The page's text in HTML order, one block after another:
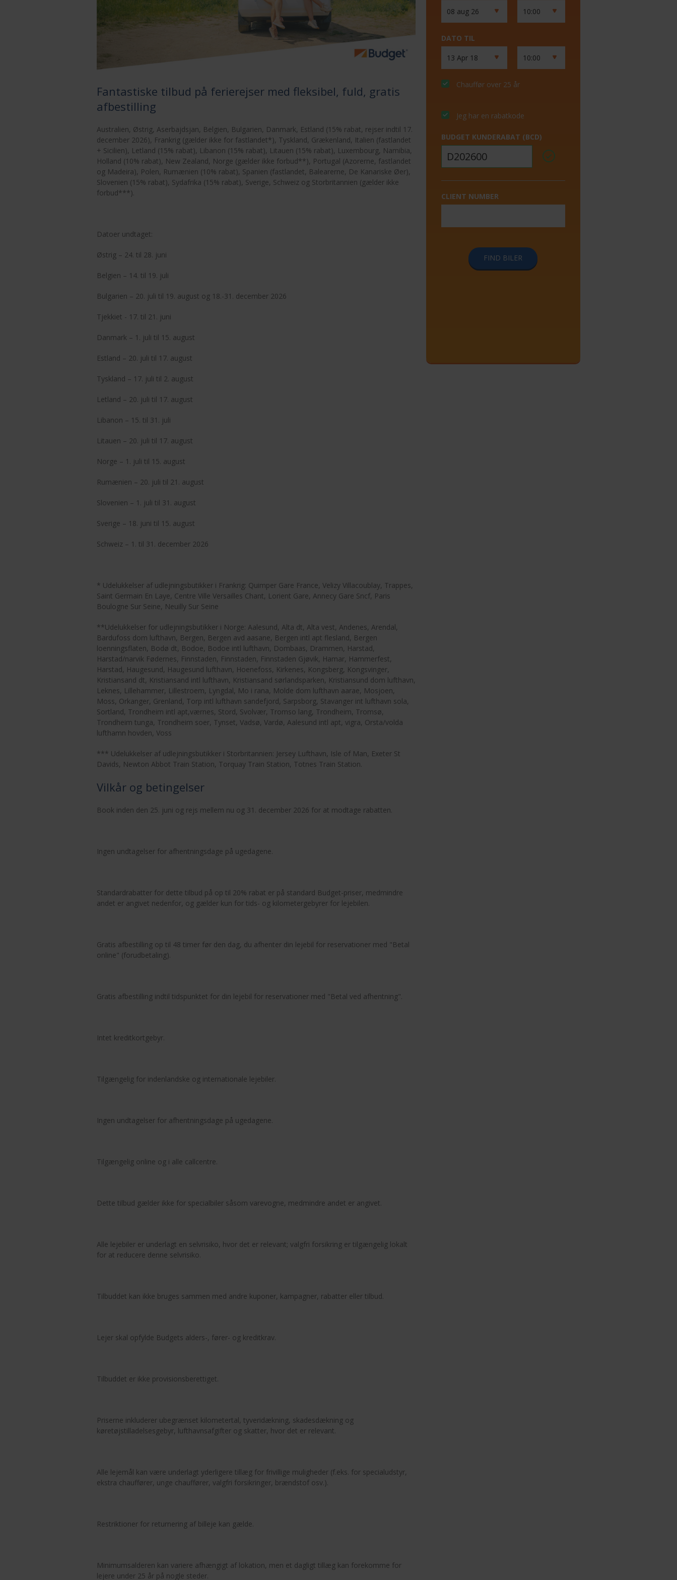
Fantastiske tilbud på ferierejser med fleksibel, fuld, gratis
afbestilling
Australien, Østrig, Aserbajdsjan, Belgien, Bulgarien, Danmark, Estland (15% rabat, rejser indtil 17.
december 2026), Frankrig (gælder ikke for fastlandet*), Tyskland, Grækenland, Italien (fastlandet
+ Sicilien), Letland (15% rabat), Libanon (15% rabat), Litauen (15% rabat), Luxembourg, Namibia,
Holland (10% rabat), New Zealand, Norge (gælder ikke forbud**), Portugal (Azorerne, fastlandet
og Madeira), Polen, Rumænien (10% rabat), Spanien (fastlandet, Balearerne, De Kanariske Øer),
Slovenien (15% rabat), Sydafrika (15% rabat), Sverige, Schweiz og Storbritannien (gælder ikke
forbud***).
Datoer undtaget:
Østrig – 24. til 28. juni
Belgien – 14. til 19. juli
Bulgarien – 20. juli til 19. august og 18.-31. december 2026
Tjekkiet - 17. til 21. juni
Danmark – 1. juli til 15. august
Estland – 20. juli til 17. august
Tyskland – 17. juli til 2. august
Letland – 20. juli til 17. august
Libanon – 15. til 31. juli
Litauen – 20. juli til 17. august
Norge – 1. juli til 15. august
Rumænien – 20. juli til 21. august
Slovenien – 1. juli til 31. august
Sverige – 18. juni til 15. august
Schweiz – 1. til 31. december 2026
* Udelukkelser af udlejningsbutikker i Frankrig: Quimper Gare France, Velizy Villacoublay, Trappes,
Saint Germain En Laye, Centre Ville Versailles Chant, Lorient Gare, Annecy Gare Sncf, Paris
Boulogne Sur Seine, Neuilly Sur Seine
**Udelukkelser for udlejningsbutikker i Norge: Aalesund, Alta dt, Alta vest, Andenes, Arendal,
Bardufoss dom lufthavn, Bergen, Bergen avd aasane, Bergen intl apt flesland, Bergen
loenningsflaten, Bodø dt, Bodoe, Bodoe intl lufthavn, Dombaas, Drammen, Harstad,
Harstad/narvik Fødernes, Finnstaden, Finnstaden, Finnstaden Gjøvik, Hamar, Hammerfest,
Harstad, Haugesund, Haugesund lufthavn, Hoenefoss, Kirkenes, Kongsberg, Kongsvinger,
Kristiansand dt, Kristiansand intl lufthavn, Kristiansand sørlandsparken, Kristiansund dom lufthavn,
Leknes, Lillehammer, Lillestroem, Lyngdal, Mo i rana, Molde dom lufthavn aarae, Mosjoen,
Moss, Orkanger, Grenland, Torp intl lufthavn sandefjord, Sarpsborg, Stavanger int lufthavn sola,
Sortland, Trondheim intl apt,værnes, Stord, Svolvær, Tromso lang, Trondheim, Tromsø,
Trondheim tunga, Trondheim soer, Tynset, Vadsø, Vardø, Aalesund intl apt, vigra, Orsta/volda
lufthamn hovden, Voss
*** Udelukkelser af udlejningsbutikker i Storbritannien: Jersey Lufthavn, Isle of Man, Exeter St
Davids, Newton Abbot Train Station, Torquay Train Station, Totnes Train Station.
Vilkår og betingelser
Book inden den 25. juni og rejs mellem nu og 31. december 2026 for at modtage rabatten.
Ingen undtagelser for afhentningsdage på ugedagene.
Standardrabatter for dette tilbud på op til 20% rabat er på standard Budget-priser, medmindre
andet er angivet nedenfor, og gælder kun for tids- og kilometergebyrer for lejebilen.
Gratis afbestilling op til 48 timer før den dag, du afhenter din lejebil for reservationer med "Betal
online" (forudbetaling).
Gratis afbestilling indtil tidspunktet for din lejebil for reservationer med "Betal ved afhentning".
Intet kreditkortgebyr.
Tilgængelig for indenlandske og internationale lejebiler.
Ingen undtagelser for afhentningsdage på ugedagene.
Tilgængelig online og i alle callcentre.
Dette tilbud gælder ikke for specialbiler såsom varevogne, medmindre andet er angivet.
Alle lejebiler er underlagt en selvrisiko, hvor det er relevant; valgfri forsikring er tilgængelig lokalt
for at reducere denne selvrisiko.
Tilbuddet kan ikke bruges sammen med andre kuponer, kampagner, rabatter eller tilbud.
Lejer skal opfylde Budgets alders-, fører- og kreditkrav.
Tilbuddet er ikke provisionsberettiget.
Priserne inkluderer ubegrænset kilometertal, tyveridækning, skadesdækning og
køretøjstilladelsesgebyr, lufthavnsafgifter og skatter, hvor det er relevant.
Alle lejemål kan være underlagt yderligere tillæg for frivillige muligheder (f.eks. for specialudstyr,
ekstra chauffører, unge chauffører, valgfri forsikringer, brændstof osv.).
Restriktioner for returnering af billeje kan gælde.
Minimumsalderen kan variere afhængigt af lokation, men et dagligt tillæg kan forekomme for
lejere under 25 år på nogle steder.
DATO TIL
Chauffør over 25 år
Jeg har en rabatkode
BUDGET KUNDERABAT (BCD)
CLIENT NUMBER
FIND BILER